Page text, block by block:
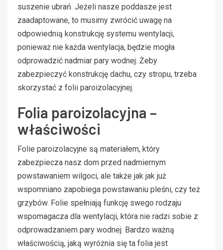
suszenie ubrań. Jeżeli nasze poddasze jest
zaadaptowane, to musimy zwrócić uwagę na
odpowiednią konstrukcję systemu wentylacji,
ponieważ nie każda wentylacja, będzie mogła
odprowadzić nadmiar pary wodnej. Żeby
zabezpieczyć konstrukcję dachu, czy stropu, trzeba
skorzystać z folii paroizolacyjnej.
Folia paroizolacyjna –
właściwości
Folie paroizolacyjne są materiałem, który
zabezpiecza nasz dom przed nadmiernym
powstawaniem wilgoci, ale także jak jak już
wspomniano zapobiega powstawaniu pleśni, czy też
grzybów. Folie spełniają funkcję swego rodzaju
wspomagacza dla wentylacji, która nie radzi sobie z
odprowadzaniem pary wodnej. Bardzo ważną
właściwością, jaką wyróżnia się ta folia jest